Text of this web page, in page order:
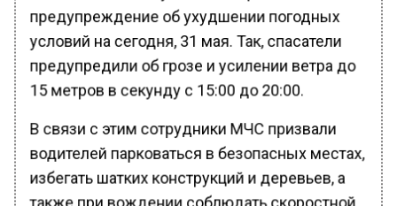
предупреждение об ухудшении погодных
условий на сегодня, 31 мая. Так, спасатели
предупредили об грозе и усилении ветра до
15 метров в секунду с 15:00 до 20:00.
В связи с этим сотрудники МЧС призвали
водителей парковаться в безопасных местах,
избегать шатких конструкций и деревьев, а
также при вождении соблюдать скоростной